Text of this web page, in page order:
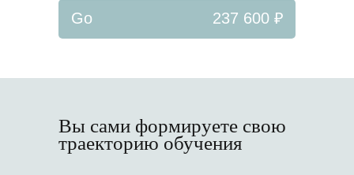
237 600 ₽
Go
Вы сами формируете свою
траекторию обучения